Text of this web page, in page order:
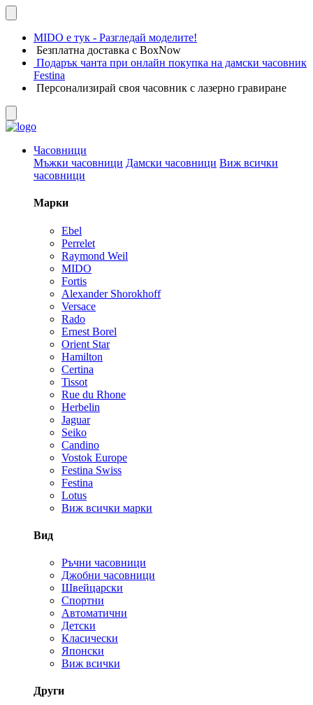
MIDO е тук - Разгледай моделите!
Безплатна доставка с BoxNow
Подарък чанта при онлайн покупка на дамски часовник
Festina
Персонализирай своя часовник с лазерно гравиране
Часовници
Мъжки часовници Дамски часовници Виж всички
часовници
Марки
Ebel
Perrelet
Raymond Weil
MIDO
Fortis
Alexander Shorokhoff
Versace
Rado
Ernest Borel
Orient Star
Hamilton
Certina
Tissot
Rue du Rhone
Herbelin
Jaguar
Seiko
Candino
Vostok Europe
Festina Swiss
Festina
Lotus
Виж всички марки
Вид
Ръчни часовници
Джобни часовници
Швейцарски
Спортни
Автоматични
Детски
Класически
Японски
Виж всички
Други